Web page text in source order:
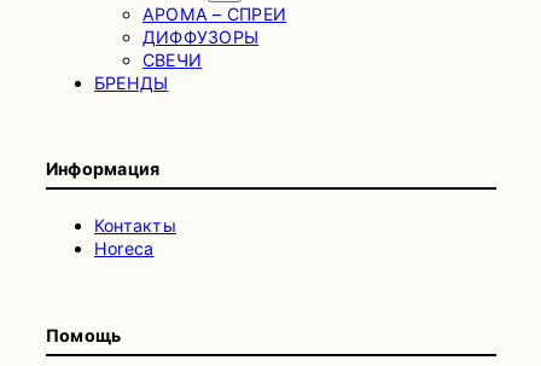
АРОМА – СПРЕИ
ДИФФУЗОРЫ
СВЕЧИ
БРЕНДЫ
Информация
Контакты
Horeca
Помощь